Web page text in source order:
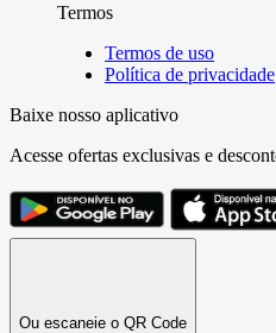
Termos
Termos de uso
Política de privacidade
Baixe nosso aplicativo
Acesse ofertas exclusivas e
Ou escaneie o QR Code